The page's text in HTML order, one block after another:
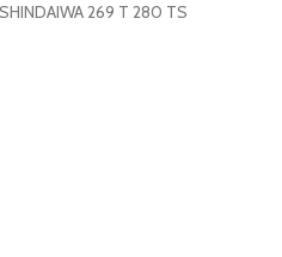
269 T 280 TS